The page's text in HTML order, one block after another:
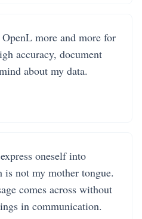
more and more for
accuracy, document
about my data.
oneself into
is not my mother tongue.
comes across without
in communication.